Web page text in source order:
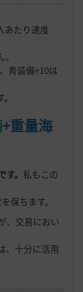
あたり速度
青装備+10は
+重量海
。 私もこの
保ちます。
、交易におい
、十分に活用